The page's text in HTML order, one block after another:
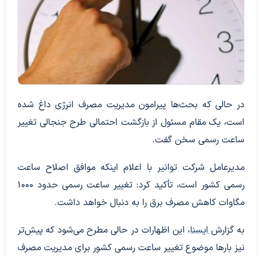
در حالی که بحث‌ها پیرامون مدیریت مصرف انرژی داغ شده
است، یک مقام مسئول از بازگشت احتمالی طرح جنجالی تغییر
ساعت رسمی سخن گفت.
مدیرعامل شرکت توانیر با اعلام اینکه موافق اصلاح ساعت
رسمی کشور است، تأکید کرد: تغییر ساعت رسمی حدود ۱۰۰۰
مگاوات کاهش مصرف برق را به دنبال خواهد داشت.
به گزارشایسنا، این اظهارات در حالی مطرح می‌شود که پیش‌تر
نیز بارها موضوع تغییر ساعت رسمی کشور برای مدیریت مصرف